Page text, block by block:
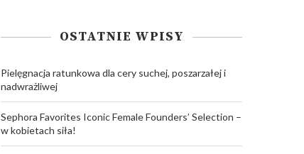
OSTATNIE WPISY
Pielęgnacja ratunkowa dla cery suchej, poszarzałej i
nadwrażliwej
Sephora Favorites Iconic Female Founders’ Selection –
w kobietach siła!